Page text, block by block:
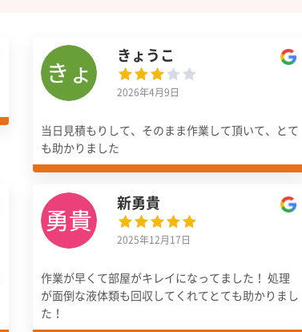
きょうこ
2026年4月9日
当日見積もりして、そのまま作業して頂いて、とて
も助かりました
新勇貴
2025年12月17日
作業が早くて部屋がキレイになってました！ 処理
が面倒な液体類も回収してくれてとても助かりまし
た！